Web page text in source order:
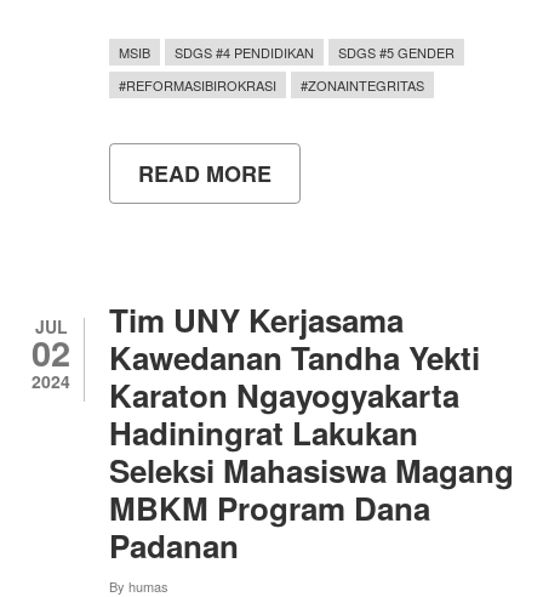
MSIB SDGS #4 PENDIDIKAN
SDGS #5 GENDER
#REFORMASIBIROKRASI
#ZONAINTEGRITAS
READ MORE
SIMAK
KAMPUS
MERDEKA
DI
STARTUP
PENDIDIKAN
GURUINOVATIF.ID
JUL
02
2024
Tim UNY Kerjasama
Kawedanan Tandha Yekti
Karaton Ngayogyakarta
Hadiningrat Lakukan
Seleksi Mahasiswa Magang
MBKM Program Dana
Padanan
By humas